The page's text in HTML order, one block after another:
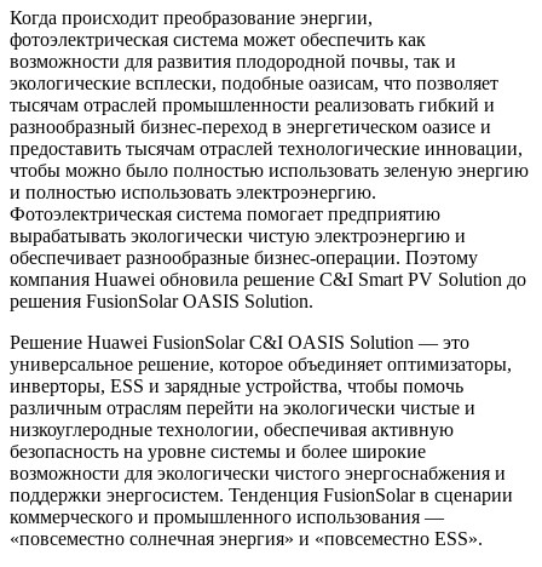
Когда происходит преобразование энергии,
фотоэлектрическая система может обеспечить как
возможности для развития плодородной почвы, так и
экологические всплески, подобные оазисам, что позволяет
тысячам отраслей промышленности реализовать гибкий и
разнообразный бизнес-переход в энергетическом оазисе и
предоставить тысячам отраслей технологические инновации,
чтобы можно было полностью использовать зеленую энергию
и полностью использовать электроэнергию.
Фотоэлектрическая система помогает предприятию
вырабатывать экологически чистую электроэнергию и
обеспечивает разнообразные бизнес-операции. Поэтому
компания Huawei обновила решение C&I Smart PV Solution до
решения FusionSolar OASIS Solution.
Решение Huawei FusionSolar C&I OASIS Solution — это
универсальное решение, которое объединяет оптимизаторы,
инверторы, ESS и зарядные устройства, чтобы помочь
различным отраслям перейти на экологически чистые и
низкоуглеродные технологии, обеспечивая активную
безопасность на уровне системы и более широкие
возможности для экологически чистого энергоснабжения и
поддержки энергосистем. Тенденция FusionSolar в сценарии
коммерческого и промышленного использования —
«повсеместно солнечная энергия» и «повсеместно ESS».